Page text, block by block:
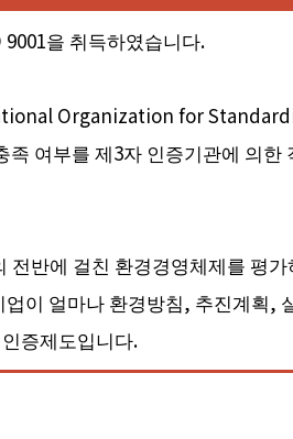
을 취득하였습니다.
Organization for
여부를 제3자 인증기관에 의
반에 걸친 환경경영체제를 평
이 얼마나 환경방침, 추진계획
증제도입니다.